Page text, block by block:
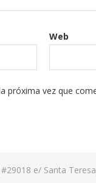
Web
próxima vez que
e/ Santa